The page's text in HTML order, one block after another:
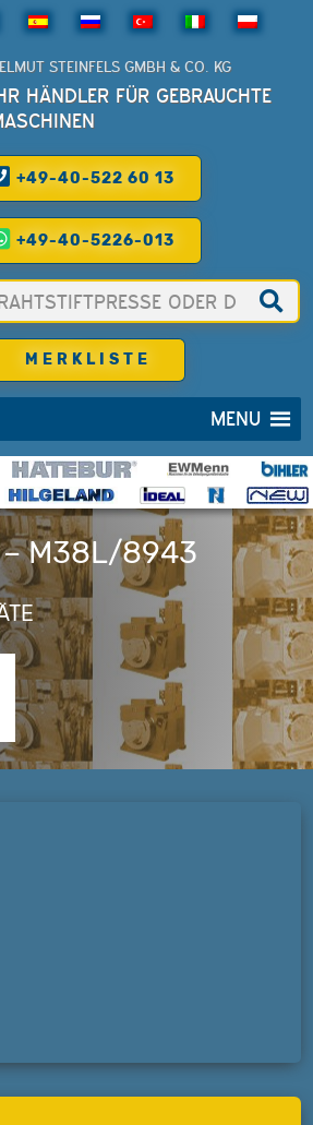
STEINFELS GMBH & CO. KG
HÄNDLER FÜR GEBRAUCHTE
+49-40-522 60 13
+49-40-5226-013
MERKLISTE
MENU
– M38L/8943